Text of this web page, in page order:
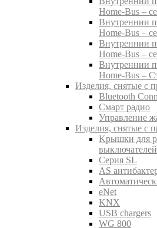
Home-Bus –
Внутреннии
Home-Bus –
Внутреннии
Home-Bus –
Внутреннии
Home-Bus –
Изделия, снятые с
Bluetooth
Смарт радио
Управление
Изделия, снятые с
Kрышки для
выключателей
Серия SL
AS
eNet
KNX
USB chargers
WG 800